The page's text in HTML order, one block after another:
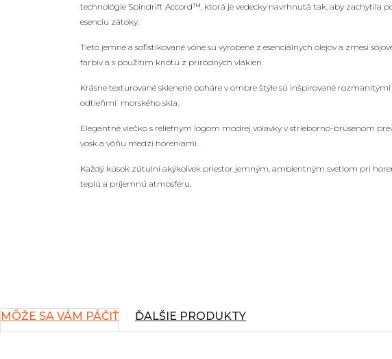
technológie Spindrift Accord™, ktorá je vedecky navrhnutá tak, aby zachytila
esenciu zátoky.
Tieto jemné a sofistikované vône sú vyrobené z esenciálnych olejov a zmesi
farbív a s použitím knôtu z prírodných vlákien.
Krásne texturované sklenené poháre v ombre štýle sú inšpirované
odtieňmi morského skla.
Elegantné viečko s reliéfnym logom modrej volavky v strieborno-brúsenom
vosk a vôňu medzi horeniami.
Každý kúsok zútulní akýkoľvek priestor jemným, ambientným svetlom pri
teplú a príjemnú atmosféru.
MÔŽE SA VÁM PÁČIŤ ĎALŠIE PRODUKTY